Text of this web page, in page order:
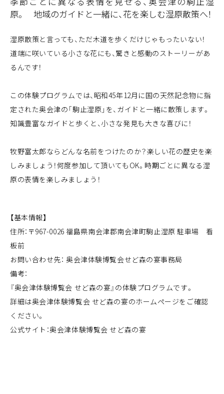
原。 地域のガイドと一緒に、花を楽しむ湿原散策へ！
湿原散策と言っても、ただ木道を歩くだけじゃもったいない！
道端に咲いている小さな花にも、驚きと感動のストーリーがあ
るんです！
この体験プログラムでは、昭和45年12月に国の天然記念物に指
定された奥会津の「駒止湿原」を、ガイドと一緒に散策します。
知識豊富なガイドと歩くと、小さな発見も大きな喜びに！
牧野富太郎ならどんな名前をつけたのか？楽しい花の歴史を楽
しみましょう！何度参加して頂いてもOK。時期ごとに異なる湿
原の表情を楽しみましょう！
【基本情報】
住所：〒967-0026 福島県南会津郡南会津町駒止湿原 駐車場 看
板前
お問い合わせ先： 奥会津体験博覧会せど森の宴事務局
備考：
『奥会津体験博覧会 せど森の宴』の体験プログラムです。
詳細は奥会津体験博覧会 せど森の宴のホームページをご確認
ください。
公式サイト：奥会津体験博覧会 せど森の宴